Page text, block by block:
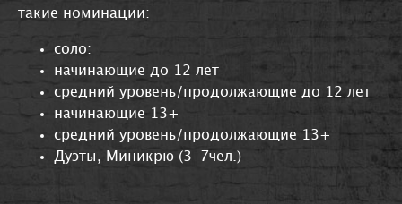
такие номинации:
соло:
начинающие до 12 лет
средний уровень/продолжающие до 12 лет
начинающие 13+
средний уровень/продолжающие 13+
Дуэты, Миникрю (3-7чел.)